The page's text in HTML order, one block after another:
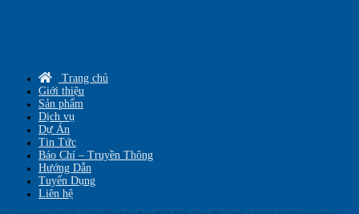
Trang chủ
Giới thiệu
Sản phẩm
Dịch vụ
Dự Án
Tin Tức
Báo Chí – Truyền Thông
Hướng Dẫn
Tuyển Dụng
Liên hệ